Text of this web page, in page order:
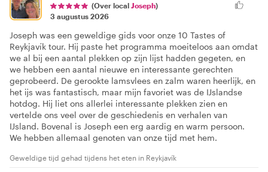
(Over local Joseph)
3 augustus 2026
Joseph was een geweldige gids voor onze 10 Tastes of
Reykjavík tour. Hij paste het programma moeiteloos aan omdat
we al bij een aantal plekken op zijn lijst hadden gegeten, en
we hebben een aantal nieuwe en interessante gerechten
geprobeerd. De gerookte lamsvlees en zalm waren heerlijk, en
het ijs was fantastisch, maar mijn favoriet was de IJslandse
hotdog. Hij liet ons allerlei interessante plekken zien en
vertelde ons veel over de geschiedenis en verhalen van
IJsland. Bovenal is Joseph een erg aardig en warm persoon.
We hebben allemaal genoten van onze tijd met hem.
Geweldige tijd gehad tijdens het eten in Reykjavík